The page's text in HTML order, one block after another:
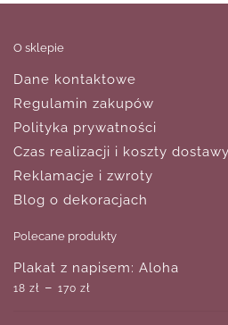
O sklepie
Dane kontaktowe
Regulamin zakupów
Polityka prywatności
Czas realizacji i koszty dostawy
Reklamacje i zwroty
Blog o dekoracjach
Polecane produkty
Plakat z napisem: Aloha
18 zł – 170 zł